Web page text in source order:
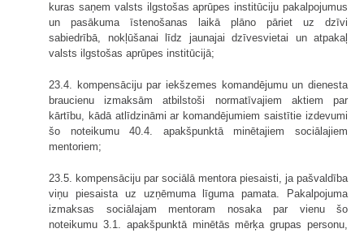
kuras saņem valsts ilgstošas aprūpes institūciju pakalpojumus
un pasākuma īstenošanas laikā plāno pāriet uz dzīvi
sabiedrībā, nokļūšanai līdz jaunajai dzīvesvietai un atpakaļ
valsts ilgstošas aprūpes institūcijā;
23.4. kompensāciju par iekšzemes komandējumu un dienesta
braucienu izmaksām atbilstoši normatīvajiem aktiem par
kārtību, kādā atlīdzināmi ar komandējumiem saistītie izdevumi
šo noteikumu 40.4. apakšpunktā minētajiem sociālajiem
mentoriem;
23.5. kompensāciju par sociālā mentora piesaisti, ja pašvaldība
viņu piesaista uz uzņēmuma līguma pamata. Pakalpojuma
izmaksas sociālajam mentoram nosaka par vienu šo
noteikumu 3.1. apakšpunktā minētās mērķa grupas personu,